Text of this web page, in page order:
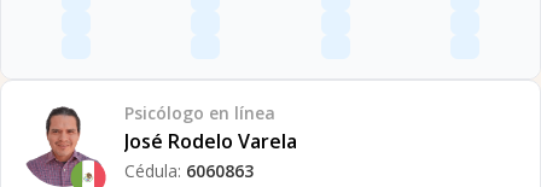
Psicólogo en línea
José Rodelo Varela
Cédula: 6060863